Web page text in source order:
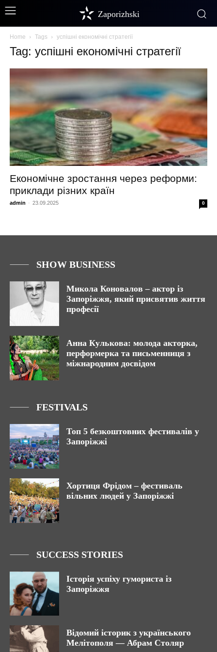
Zaporizhski
Home Tags успішні економічні стратегії
Tag: успішні економічні стратегії
Економічне зростання через реформи:
приклади різних країн
admin - 23.09.2025 0
SHOW BUSINESS
Микола Коновалов – актор із
Запоріжжя, який присвятив життя
професії
Анна Кулькова: молода акторка,
перформерка та письменниця з
міжнародним досвідом
FESTIVALS
Топ 5 безкоштовних фестивалів у
Запоріжжі
Хортиця Фрідом – фестиваль
вільних людей у Запоріжжі
SUCCESS STORIES
Історія успіху гумориста із
Запоріжжя
Відомий історик з українського
Мелітополя — Абрам Столяр